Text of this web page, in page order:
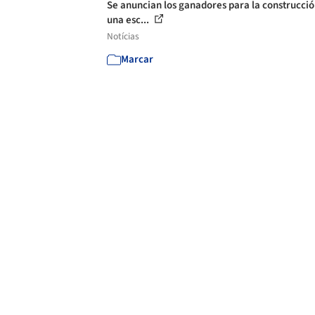
Se anuncian los ganadores para la
una esc...
Notícias
Marcar